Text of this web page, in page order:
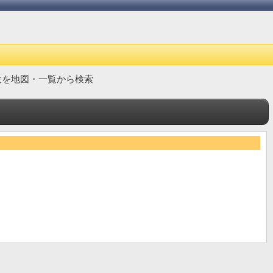
地図・一覧から検索